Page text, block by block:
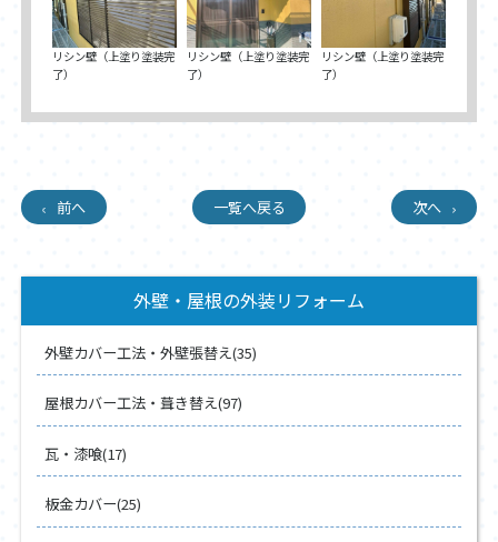
リシン壁（上塗り塗装完
了）
リシン壁（上塗り塗装完
了）
リシン壁（上塗り塗装完
了）
前へ 一覧へ戻る 次へ
外壁・屋根の外装リフォーム
外壁カバー工法・外壁張替え(35)
屋根カバー工法・葺き替え(97)
瓦・漆喰(17)
板金カバー(25)